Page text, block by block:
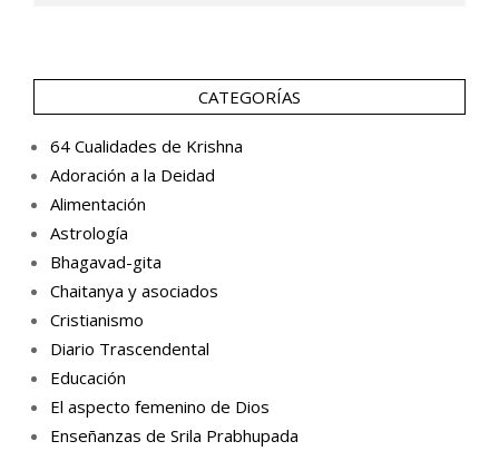
CATEGORÍAS
64 Cualidades de Krishna
Adoración a la Deidad
Alimentación
Astrología
Bhagavad-gita
Chaitanya y asociados
Cristianismo
Diario Trascendental
Educación
El aspecto femenino de Dios
Enseñanzas de Srila Prabhupada